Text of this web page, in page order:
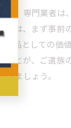
す。専門業者は
は、まず事前
品としての価
とが、ご遺族
ましょう。